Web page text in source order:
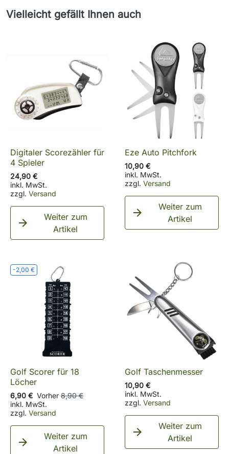
Vielleicht gefällt Ihnen auch
Digitaler Scorezähler für
4 Spieler
24,90 €
inkl. MwSt.
zzgl. Versand

Weiter zum
Artikel
Eze Auto Pitchfork
10,90 €
inkl. MwSt.
zzgl. Versand

Weiter zum
Artikel
-2,00 €
Golf Scorer für 18
Löcher
6,90 € Vorher 8,90 €
inkl. MwSt.
zzgl. Versand

Weiter zum
Artikel
Golf Taschenmesser
10,90 €
inkl. MwSt.
zzgl. Versand

Weiter zum
Artikel